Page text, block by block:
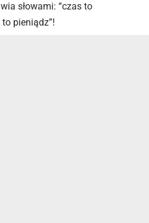
słowami: “czas to
pieniądz”!